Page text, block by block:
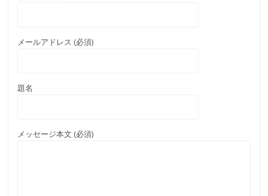
メールアドレス (必須)
題名
メッセージ本文 (必須)